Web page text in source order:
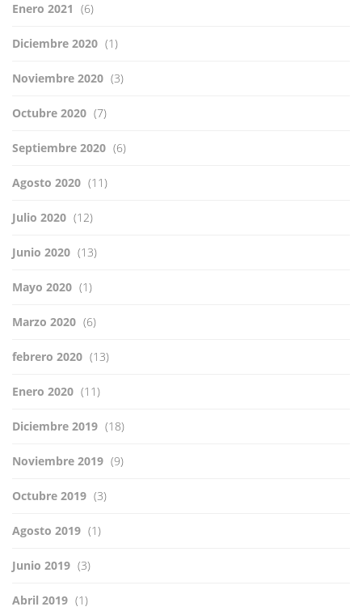
Enero 2021 (6)
Diciembre 2020 (1)
Noviembre 2020 (3)
Octubre 2020 (7)
Septiembre 2020 (6)
Agosto 2020 (11)
Julio 2020 (12)
Junio 2020 (13)
Mayo 2020 (1)
Marzo 2020 (6)
febrero 2020 (13)
Enero 2020 (11)
Diciembre 2019 (18)
Noviembre 2019 (9)
Octubre 2019 (3)
Agosto 2019 (1)
Junio 2019 (3)
Abril 2019 (1)